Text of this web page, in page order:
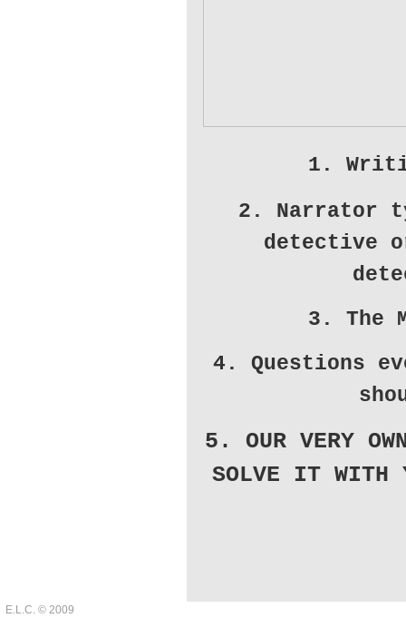
1.
2. Narrator
detective
3. The
4. Questions
5. OUR VERY
SOLVE IT WITH
E.L.C. © 2009